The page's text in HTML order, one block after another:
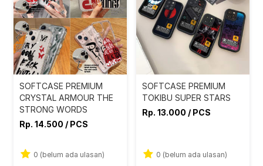
SOFTCASE PREMIUM
CRYSTAL ARMOUR THE
STRONG WORDS
Rp. 14.500 / PCS
0 (belum ada ulasan)
SOFTCASE PREMIUM
TOKIBU SUPER STARS
Rp. 13.000 / PCS
0 (belum ada ulasan)